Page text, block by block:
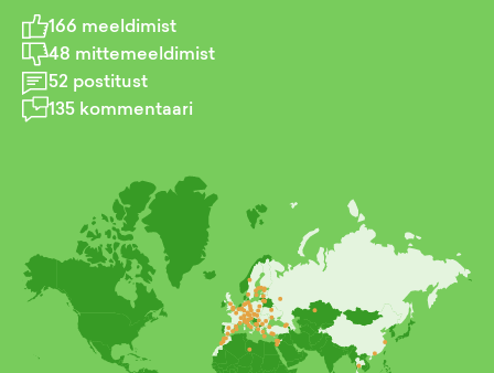
166 meeldimist
48 mittemeeldimist
52 postitust
135 kommentaari